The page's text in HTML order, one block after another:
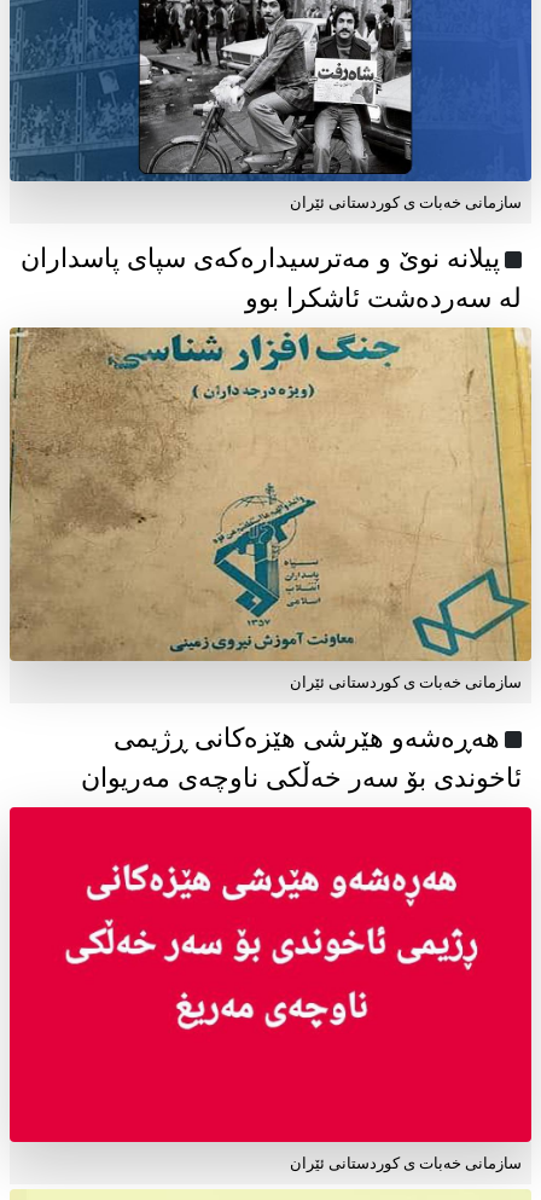
سازمانی خەبات ی كوردستانی ئێران
پیلانە نوێ و مەترسیدارەکەی سپای پاسداران
لە سەردەشت ئاشکرا بوو
سازمانی خەبات ی كوردستانی ئێران
هەڕەشەو هێرشی هێزەکانی ڕژیمی
ئاخوندی بۆ سەر خەڵکی ناوچەی مەریوان
سازمانی خەبات ی کوردستانی ئێران